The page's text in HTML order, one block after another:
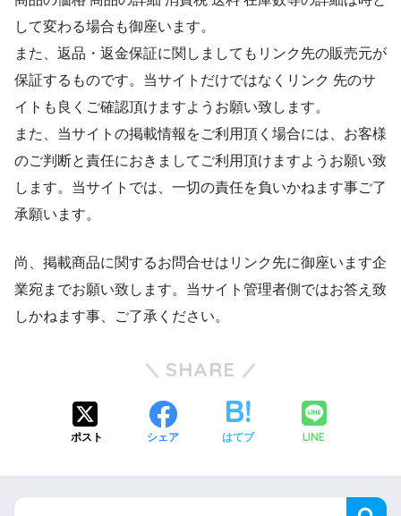
して変わる場合も御座います。
また、返品・返金保証に関しましてもリンク先の販売元が
保証するものです。当サイトだけではなくリンク 先のサ
イトも良くご確認頂けますようお願い致します。
また、当サイトの掲載情報をご利用頂く場合には、お客様
のご判断と責任におきましてご利用頂けますようお願い致
します。当サイトでは、一切の責任を負いかねます事ご了
承願います。
尚、掲載商品に関するお問合せはリンク先に御座います企
業宛までお願い致します。当サイト管理者側ではお答え致
しかねます事、ご了承ください。
SHARE
ポスト シェア はてブ LINE